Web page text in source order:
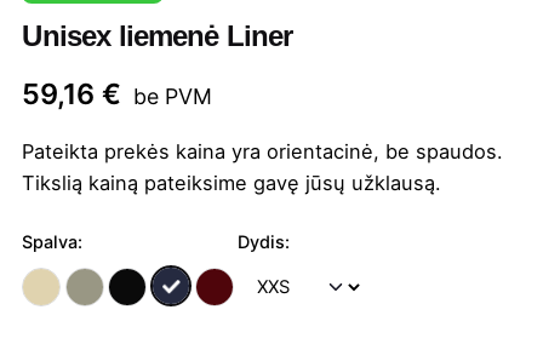
Unisex liemenė Liner
59,16€ be PVM
Pateikta prekės kaina yra orientacinė, be spaudos.
Tikslią kainą pateiksime gavę jūsų užklausą.
Spalva: Dydis: